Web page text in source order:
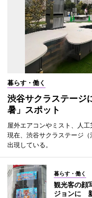
暮らす・働く
渋谷サクラステージ
暑」スポット
屋外エアコンやミスト、人
現在、渋谷サクラステージ
出現している。
暮らす・働く
観光客の顔
ジョンに